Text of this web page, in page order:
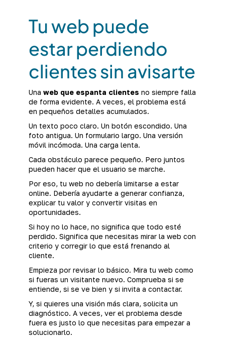
Tu web puede
estar perdiendo
clientes sin avisarte
Unaweb que espanta clientes no siempre falla
de forma evidente. A veces, el problema está
en pequeños detalles acumulados.
Un texto poco claro. Un botón escondido. Una
foto antigua. Un formulario largo. Una versión
móvil incómoda. Una carga lenta.
Cada obstáculo parece pequeño. Pero juntos
pueden hacer que el usuario se marche.
Por eso, tu web no debería limitarse a estar
online. Debería ayudarte a generar confianza,
explicar tu valor y convertir visitas en
oportunidades.
Si hoy no lo hace, no significa que todo esté
perdido. Significa que necesitas mirar la web con
criterio y corregir lo que está frenando al
cliente.
Empieza por revisar lo básico. Mira tu web como
si fueras un visitante nuevo. Comprueba si se
entiende, si se ve bien y si invita a contactar.
Y, si quieres una visión más clara, solicita un
diagnóstico. A veces, ver el problema desde
fuera es justo lo que necesitas para empezar a
solucionarlo.